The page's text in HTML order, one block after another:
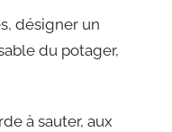
désigner un
du potager,
à sauter, aux